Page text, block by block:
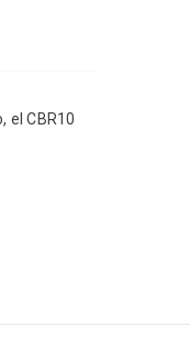
el CBR10